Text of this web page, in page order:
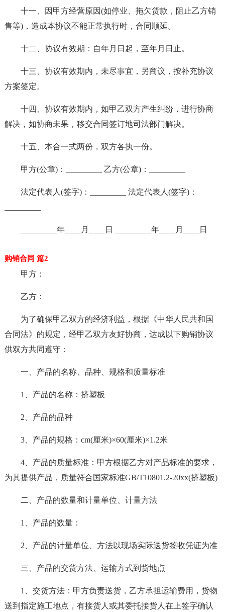
十一、因甲方经营原因(如停业、拖欠货款，阻止乙方销
售等)，造成本协议不能正常执行时，合同顺延。
十二、协议有效期：自年月日起，至年月日止。
十三、协议有效期内，未尽事宜，另商议，按补充协议
方案签定。
十四、协议有效期内，如甲乙双方产生纠纷，进行协商
解决，如协商未果，移交合同签订地司法部门解决。
十五、本合一式两份，双方各执一份。
甲方(公章)：_________ 乙方(公章)：_________
法定代表人(签字)：_________ 法定代表人(签字)：
_________年____月____日 _________年____月____日
购销合同 篇2
甲方：
乙方：
为了确保甲乙双方的经济利益，根据《中华人民共和国
合同法》的规定，经甲乙双方友好协商，达成以下购销协议
供双方共同遵守：
一、产品的名称、品种、规格和质量标准
1、产品的名称：挤塑板
2、产品的品种
3、产品的规格：cm(厘米)×60(厘米)×1.2米
4、产品的质量标准：甲方根据乙方对产品标准的要求，
为其提供产品，质量符合国家标准GB/T10801.2-20xx(挤塑板)
二、产品的数量和计量单位、计量方法
1、产品的数量：
2、产品的计量单位、方法以现场实际送货签收凭证为准
三、产品的交货方法、运输方式到货地点
1、交货方法：甲方负责送货，乙方承担运输费用，货物
送到指定施工地点，有接货人或其委托接货人在上签字确认